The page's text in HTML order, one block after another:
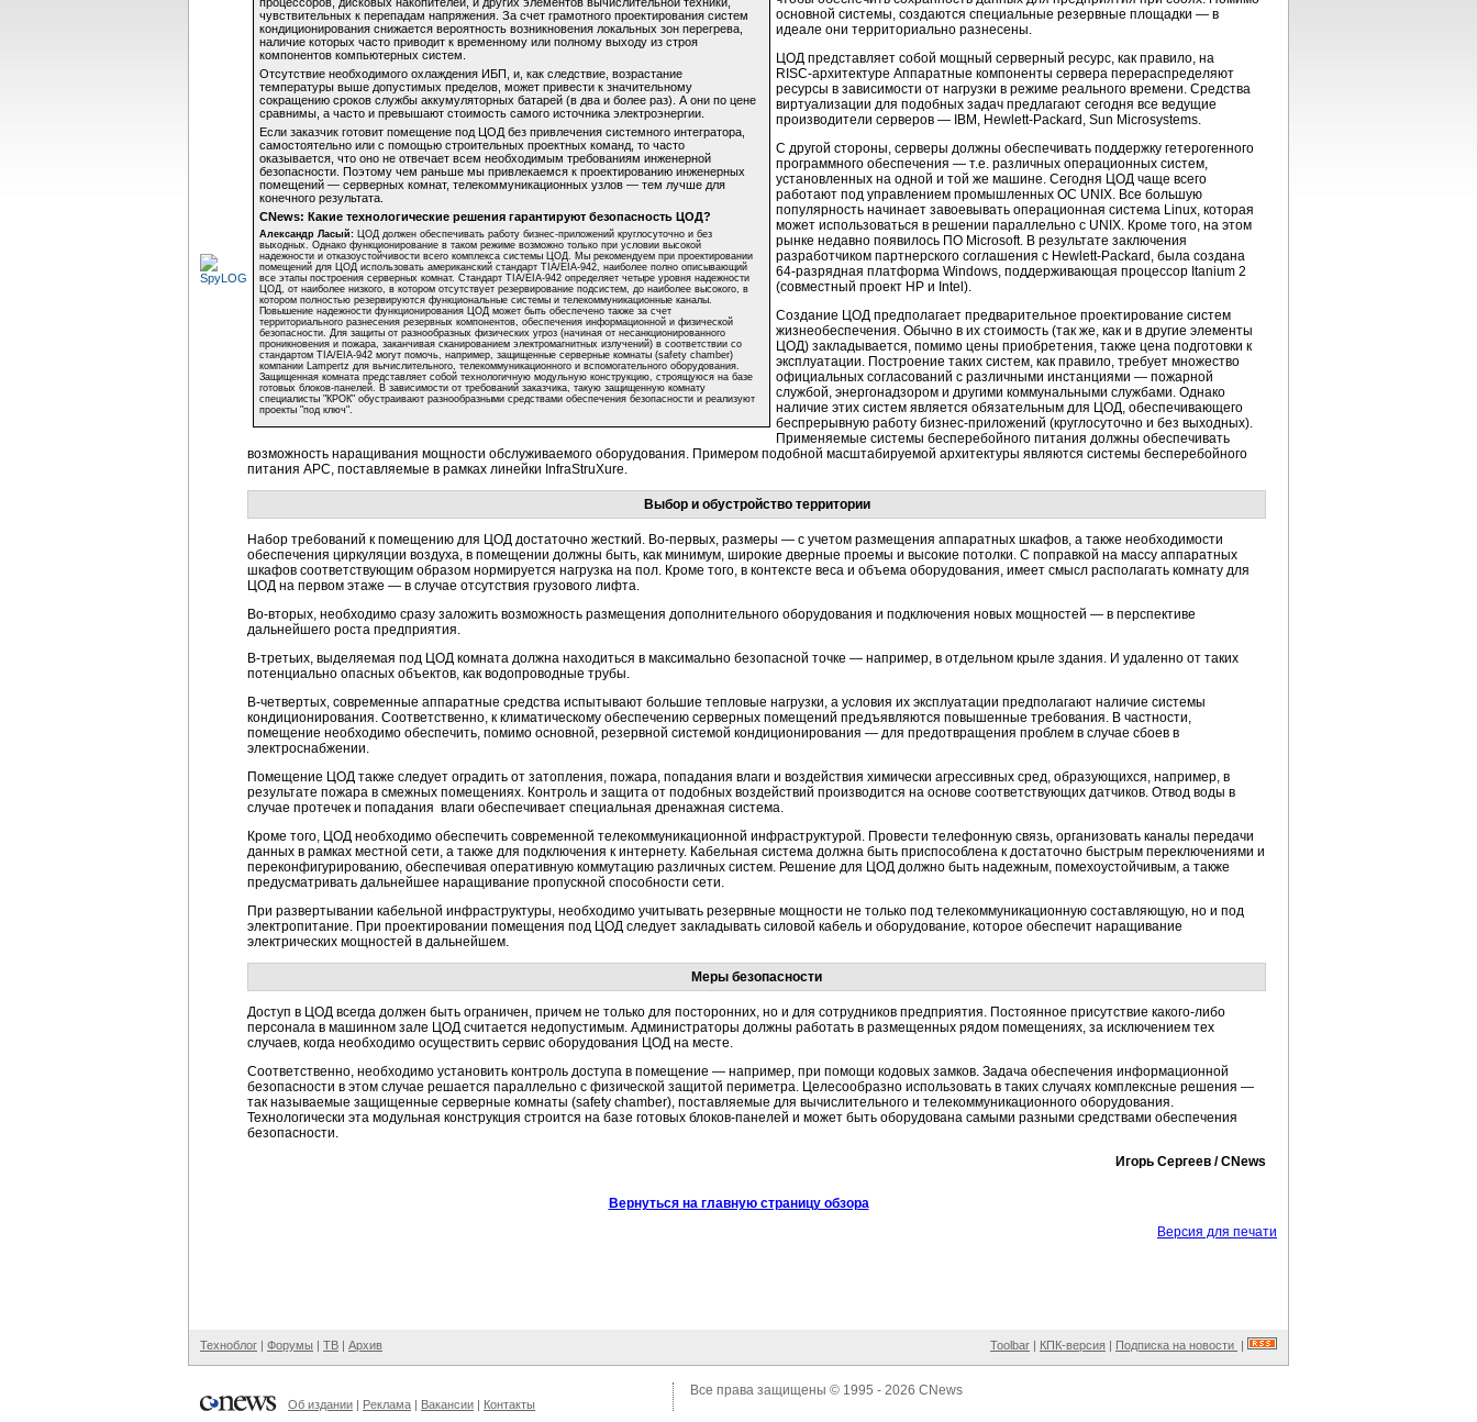
чувствительных к перепадам напряжения. За счет грамотного проектирования систем
кондиционирования снижается вероятность возникновения локальных зон перегрева,
наличие которых часто приводит к временному или полному выходу из строя
компонентов компьютерных систем.
Отсутствие необходимого охлаждения ИБП, и, как следствие, возрастание
температуры выше допустимых пределов, может привести к значительному
сокращению сроков службы аккумуляторных батарей (в два и более раз). А они по цене
сравнимы, а часто и превышают стоимость самого источника электроэнергии.
Если заказчик готовит помещение под ЦОД без привлечения системного интегратора,
самостоятельно или с помощью строительных проектных команд, то часто
оказывается, что оно не отвечает всем необходимым требованиям инженерной
безопасности. Поэтому чем раньше мы привлекаемся к проектированию инженерных
помещений — серверных комнат, телекоммуникационных узлов — тем лучше для
конечного результата.
CNews: Какие технологические решения гарантируют безопасность ЦОД?
Александр Ласый: ЦОД должен обеспечивать работу бизнес-приложений круглосуточно и без
выходных. Однако функционирование в таком режиме возможно только при условии высокой
надежности и отказоустойчивости всего комплекса системы ЦОД. Мы рекомендуем при проектировании
помещений для ЦОД использовать американский стандарт TIA/EIA-942, наиболее полно описывающий
все этапы построения серверных комнат. Стандарт TIA/EIA-942 определяет четыре уровня надежности
ЦОД, от наиболее низкого, в котором отсутствует резервирование подсистем, до наиболее высокого, в
котором полностью резервируются функциональные системы и телекоммуникационные каналы.
Повышение надежности функционирования ЦОД может быть обеспечено также за счет
территориального разнесения резервных компонентов, обеспечения информационной и физической
безопасности. Для защиты от разнообразных физических угроз (начиная от несанкционированного
проникновения и пожара, заканчивая сканированием электромагнитных излучений) в соответствии со
стандартом TIA/EIA-942 могут помочь, например, защищенные серверные комнаты (safety chamber)
компании Lampertz для вычислительного, телекоммуникационного и вспомогательного оборудования.
Защищенная комната представляет собой технологичную модульную конструкцию, строящуюся на базе
готовых блоков-панелей. В зависимости от требований заказчика, такую защищенную комнату
специалисты "КРОК" обустраивают разнообразными средствами обеспечения безопасности и реализуют
проекты "под ключ".
основной системы, создаются специальные резервные площадки — в
идеале они территориально разнесены.
ЦОД представляет собой мощный серверный ресурс, как правило, на
RISC-архитектуре Аппаратные компоненты сервера перераспределяют
ресурсы в зависимости от нагрузки в режиме реального времени. Средства
виртуализации для подобных задач предлагают сегодня все ведущие
производители серверов — IBM, Hewlett-Packard , Sun Microsystems.
С другой стороны, серверы должны обеспечивать поддержку гетерогенного
программного обеспечения — т.е. различных операционных систем,
установленных на одной и той же машине. Сегодня ЦОД чаще всего
работают под управлением промышленных ОС UNIX. Все большую
популярность начинает завоевывать операционная система Linux, которая
может использоваться в решении параллельно с UNIX. Кроме того, на этом
рынке недавно появилось ПО Microsoft. В результате заключения
разработчиком партнерского соглашения с Hewlett-Packard , была создана
64-разрядная платформа Windows, поддерживающая процессор Itanium 2
(совместный проект HP и Intel).
Создание ЦОД предполагает предварительное проектирование систем
жизнеобеспечения. Обычно в их стоимость (так же, как и в другие элементы
ЦОД) закладывается, помимо цены приобретения, также цена подготовки к
эксплуатации. Построение таких систем, как правило, требует множество
официальных согласований с различными инстанциями — пожарной
службой, энергонадзором и другими коммунальными службами. Однако
наличие этих систем является обязательным для ЦОД, обеспечивающего
беспрерывную работу бизнес-приложений (круглосуточно и без выходных).
Применяемые системы бесперебойного питания должны обеспечивать
возможность наращивания мощности обслуживаемого оборудования. Примером подобной масштабируемой архитектуры являются системы бесперебойного
питания APC, поставляемые в рамках линейки InfraStruXure.
Выбор и обустройство территории
Набор требований к помещению для ЦОД достаточно жесткий. Во-первых, размеры — с учетом размещения аппаратных шкафов, а также необходимости
обеспечения циркуляции воздуха, в помещении должны быть, как минимум, широкие дверные проемы и высокие потолки. С поправкой на массу аппаратных
шкафов соответствующим образом нормируется нагрузка на пол. Кроме того, в контексте веса и объема оборудования, имеет смысл располагать комнату для
ЦОД на первом этаже — в случае отсутствия грузового лифта.
Во-вторых, необходимо сразу заложить возможность размещения дополнительного оборудования и подключения новых мощностей — в перспективе
дальнейшего роста предприятия.
В-третьих, выделяемая под ЦОД комната должна находиться в максимально безопасной точке — например, в отдельном крыле здания. И удаленно от таких
потенциально опасных объектов, как водопроводные трубы.
В-четвертых, современные аппаратные средства испытывают большие тепловые нагрузки, а условия их эксплуатации предполагают наличие системы
кондиционирования. Соответственно, к климатическому обеспечению серверных помещений предъявляются повышенные требования. В частности,
помещение необходимо обеспечить, помимо основной, резервной системой кондиционирования — для предотвращения проблем в случае сбоев в
электроснабжении.
Помещение ЦОД также следует оградить от затопления, пожара, попадания влаги и воздействия химически агрессивных сред, образующихся, например, в
результате пожара в смежных помещениях. Контроль и защита от подобных воздействий производится на основе соответствующих датчиков. Отвод воды в
случае протечек и попадания влаги обеспечивает специальная дренажная система.
Кроме того, ЦОД необходимо обеспечить современной телекоммуникационной инфраструктурой. Провести телефонную связь, организовать каналы передачи
данных в рамках местной сети, а также для подключения к интернету. Кабельная система должна быть приспособлена к достаточно быстрым переключениями и
переконфигурированию, обеспечивая оперативную коммутацию различных систем. Решение для ЦОД должно быть надежным, помехоустойчивым, а также
предусматривать дальнейшее наращивание пропускной способности сети.
При развертывании кабельной инфраструктуры, необходимо учитывать резервные мощности не только под телекоммуникационную составляющую, но и под
электропитание. При проектировании помещения под ЦОД следует закладывать силовой кабель и оборудование, которое обеспечит наращивание
электрических мощностей в дальнейшем.
Меры безопасности
Доступ в ЦОД всегда должен быть ограничен, причем не только для посторонних, но и для сотрудников предприятия. Постоянное присутствие какого-либо
персонала в машинном зале ЦОД считается недопустимым. Администраторы должны работать в размещенных рядом помещениях, за исключением тех
случаев, когда необходимо осуществить сервис оборудования ЦОД на месте.
Соответственно, необходимо установить контроль доступа в помещение — например, при помощи кодовых замков. Задача обеспечения информационной
безопасности в этом случае решается параллельно с физической защитой периметра. Целесообразно использовать в таких случаях комплексные решения —
так называемые защищенные серверные комнаты (safety chamber), поставляемые для вычислительного и телекоммуникационного оборудования.
Технологически эта модульная конструкция строится на базе готовых блоков-панелей и может быть оборудована самыми разными средствами обеспечения
безопасности.
Игорь Сергеев / CNews
Вернуться на главную страницу обзора
Версия для печати
Техноблог | Форумы | ТВ | Архив Toolbar | КПК-версия | Подписка на новости |
Об издании | Реклама | Вакансии | Контакты
Все права защищены © 1995 - 2026 CNews